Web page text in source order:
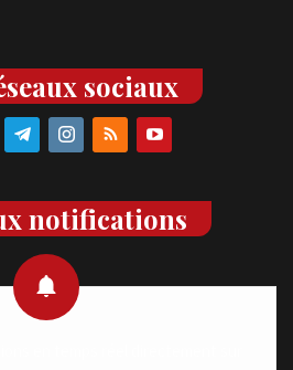
sociaux
notifications